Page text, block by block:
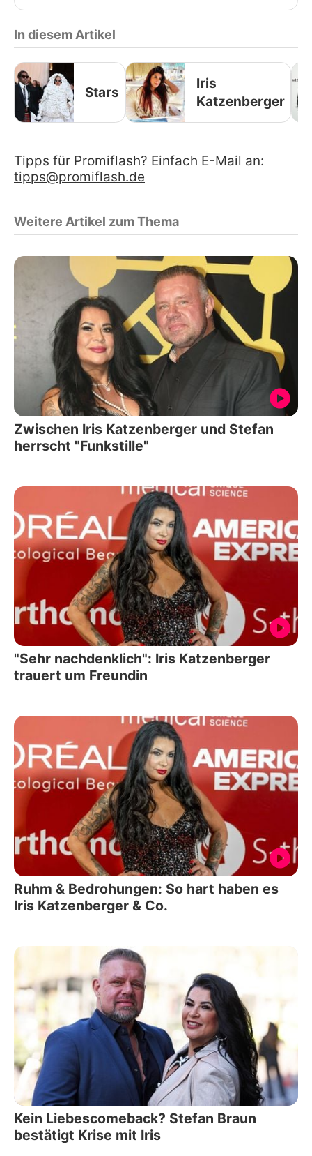
In diesem Artikel
Stars
Iris
Katzenberger
Tipps für Promiflash? Einfach E-Mail an:
tipps@promiflash.de
Weitere Artikel zum Thema
Zwischen Iris Katzenberger und Stefan
herrscht "Funkstille"
"Sehr nachdenklich": Iris Katzenberger
trauert um Freundin
Ruhm & Bedrohungen: So hart haben es
Iris Katzenberger & Co.
Kein Liebescomeback? Stefan Braun
bestätigt Krise mit Iris